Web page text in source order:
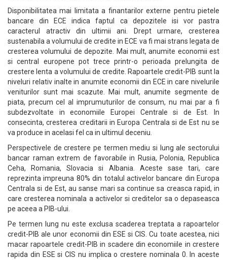
Disponibilitatea mai limitata a finantarilor externe pentru pietele
bancare din ECE indica faptul ca depozitele isi vor pastra
caracterul atractiv din ultimii ani. Drept urmare, cresterea
sustenabila a volumului de credite in ECE va fi mai strans legata de
cresterea volumului de depozite. Mai mult, anumite economii est
si central europene pot trece printr-o perioada prelungita de
crestere lenta a volumului de credite. Rapoartele credit-PIB sunt la
niveluri relativ inalte in anumite economii din ECE in care nivelurile
veniturilor sunt mai scazute. Mai mult, anumite segmente de
piata, precum cel al imprumuturilor de consum, nu mai par a fi
subdezvoltate in economiile Europei Centrale si de Est. In
consecinta, cresterea creditarii in Europa Centrala si de Est nu se
va produce in acelasi fel ca in ultimul deceniu.
Perspectivele de crestere pe termen mediu si lung ale sectorului
bancar raman extrem de favorabile in Rusia, Polonia, Republica
Ceha, Romania, Slovacia si Albania. Aceste sase tari, care
reprezinta impreuna 80% din totalul activelor bancare din Europa
Centrala si de Est, au sanse mari sa continue sa creasca rapid, in
care cresterea nominala a activelor si creditelor sa o depaseasca
pe aceea a PIB-ului.
Pe termen lung nu este exclusa scaderea treptata a rapoartelor
credit-PIB ale unor economii din ESE si CIS. Cu toate acestea, nici
macar rapoartele credit-PIB in scadere din economiile in crestere
rapida din ESE si CIS nu implica o crestere nominala 0. In aceste